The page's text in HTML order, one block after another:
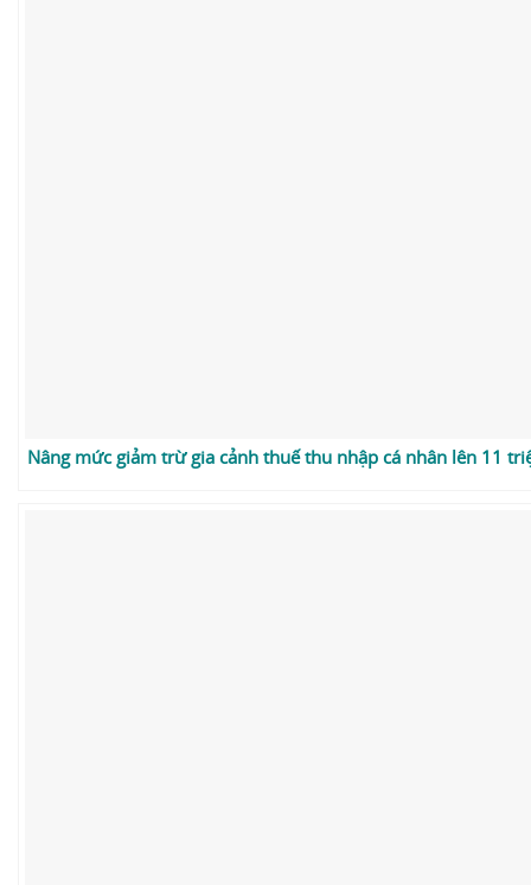
Nâng mức giảm trừ gia cảnh thuế thu nhập cá nhân lên 11